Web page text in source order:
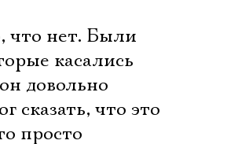
что нет. Были
касались
довольно
сказать, что это
просто